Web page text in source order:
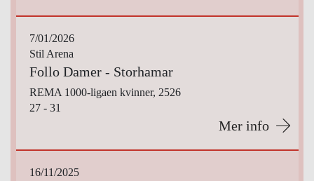
7/01/2026
Stil Arena
Follo Damer - Storhamar
REMA 1000-ligaen kvinner, 2526
27 - 31
Mer info
16/11/2025